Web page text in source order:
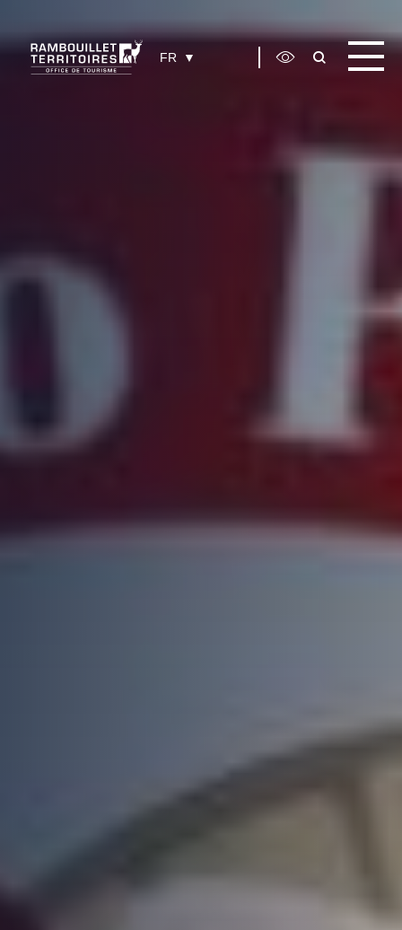
FR